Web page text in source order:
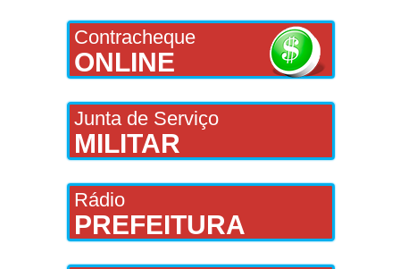
Contracheque
ONLINE
Junta de Serviço
MILITAR
Rádio
PREFEITURA